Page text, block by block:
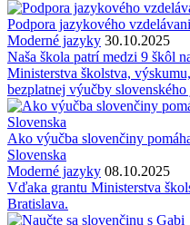
Podpora jazykového
Moderné jazyky 30.10.2025
Naša škola patrí medzi 9 škôl
Ministerstva školstva,
bezplatnej výučby slovenského
Ako výučba slovenčiny
Slovenska
Moderné jazyky 08.10.2025
Vďaka grantu Ministerstva
Bratislava.